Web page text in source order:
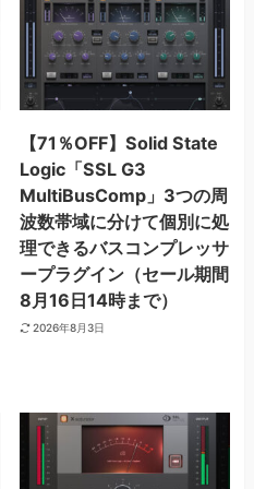
【71％OFF】Solid State
Logic「SSL G3
MultiBusComp」3つの周
波数帯域に分けて個別に処
理できるバスコンプレッサ
ープラグイン（セール期間
8月16日14時まで）
2026年8月3日